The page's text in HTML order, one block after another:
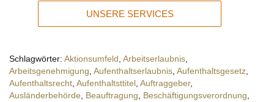
UNSERE SERVICES
Schlagwörter: Aktionsumfeld, Arbeitserlaubnis,
Arbeitsgenehmigung, Aufenthaltserlaubnis, Aufenthaltsgesetz,
Aufenthaltsrecht, Aufenthaltsttitel, Auftraggeber,
Ausländerbehörde, Beauftragung, Beschäftigungsverordnung,